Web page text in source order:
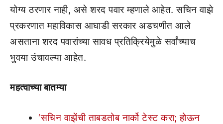
योग्य ठरणार नाही, असे शरद पवार म्हणाले आहेत. सचिन वाझे
प्रकरणात महाविकास आघाडी सरकार अडचणीत आले
असताना शरद पवारांच्या सावध प्रतिक्रियेमुळे सर्वांच्याच
भुवया उंचावल्या आहेत.
महत्वाच्या बातम्या
‘सचिन वाझेंची ताबडतोब नार्को टेस्ट करा; होऊन